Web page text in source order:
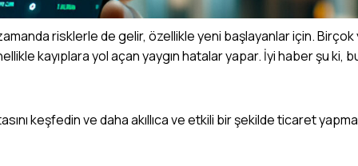
risklerle de gelir, özellikle yeni başlayanlar için. Birçok
kayıplara yol açan yaygın hatalar yapar. İyi haber şu ki,
keşfedin ve daha akıllıca ve etkili bir şekilde ticaret